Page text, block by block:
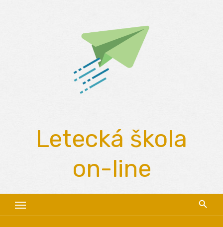
Letecká škola
on-line